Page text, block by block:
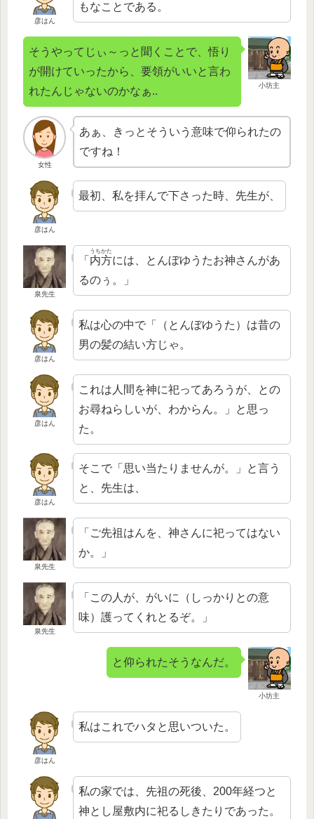
彦はん
もなことである。
小坊主
そうやってじぃ～っと聞くことで、悟り
が開けていったから、要領がいいと言わ
れたんじゃないのかなぁ..
女性
あぁ、きっとそういう意味で仰られたの
ですね！
彦はん
最初、私を拝んで下さった時、先生が、
泉先生
「 内方
うちかた
には、とんぼゆうたお神さんがあ
るのぅ。」
彦はん
私は心の中で「（とんぼゆうた）は昔の
男の髪の結い方じゃ。
彦はん
これは人間を神に祀ってあろうが、との
お尋ねらしいが、わからん。」と思っ
た。
彦はん
そこで「思い当たりませんが。」と言う
と、先生は、
泉先生
「ご先祖はんを、神さんに祀ってはない
か。」
泉先生
「この人が、がいに（しっかりとの意
味）護ってくれとるぞ。」
小坊主
と仰られたそうなんだ。
彦はん
私はこれでハタと思いついた。
私の家では、先祖の死後、200年経つと
神とし屋敷内に祀るしきたりであった。